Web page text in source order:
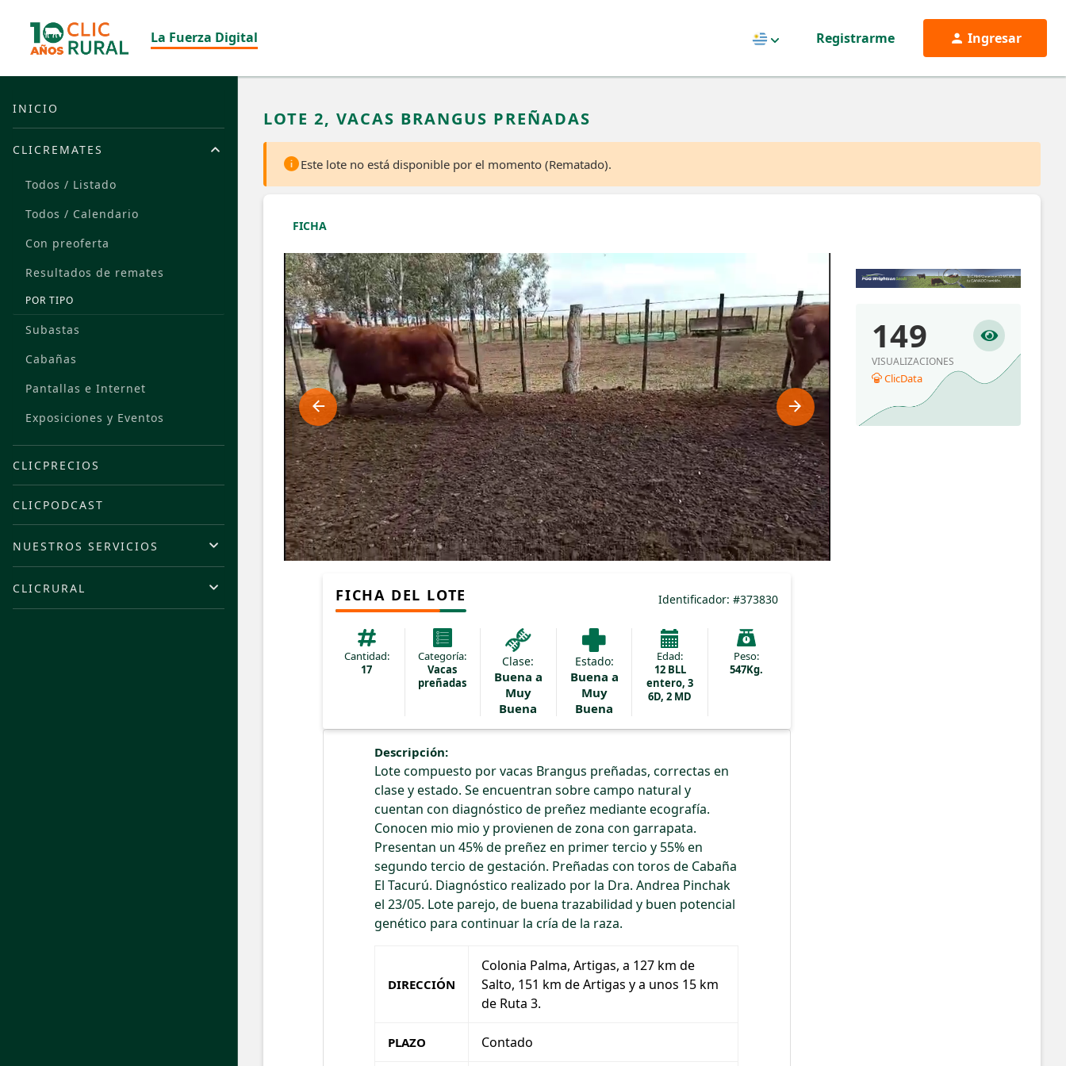
La Fuerza Digital
Uruguay
Registrarme Ingresar
INICIO
CLICREMATES
Todos / Listado
Todos / Calendario
Con preoferta
Resultados de remates
POR TIPO
Subastas
Cabañas
Pantallas e Internet
Exposiciones y Eventos
CLICPRECIOS
CLICPODCAST
NUESTROS SERVICIOS
CLICRURAL
LOTE 2, VACAS BRANGUS PREÑADAS
Este lote no está disponible por el momento (Rematado).
FICHA
FICHA DEL LOTE Identificador: #373830
Cantidad:
17
Categoría:
Vacas
preñadas
Clase:
Buena a
Muy
Buena
Estado:
Buena a
Muy
Buena
Edad:
12 BLL
entero, 3
6D, 2 MD
Peso:
547Kg.
Descripción:
Lote compuesto por vacas Brangus preñadas, correctas en
clase y estado. Se encuentran sobre campo natural y
cuentan con diagnóstico de preñez mediante ecografía.
Conocen mio mio y provienen de zona con garrapata.
Presentan un 45% de preñez en primer tercio y 55% en
segundo tercio de gestación. Preñadas con toros de Cabaña
El Tacurú. Diagnóstico realizado por la Dra. Andrea Pinchak
el 23/05. Lote parejo, de buena trazabilidad y buen potencial
genético para continuar la cría de la raza.
DIRECCIÓN
Colonia Palma, Artigas, a 127 km de
Salto, 151 km de Artigas y a unos 15 km
de Ruta 3.
PLAZO Contado
149
VISUALIZACIONES
ClicData